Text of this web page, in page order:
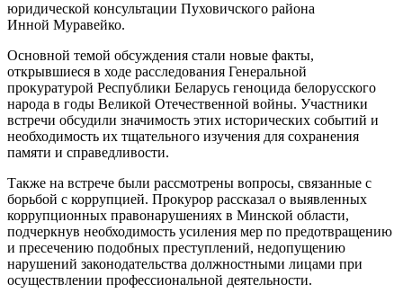
юридической консультации Пуховичского района
Инной Муравейко.
Основной темой обсуждения стали новые факты,
открывшиеся в ходе расследования Генеральной
прокуратурой Республики Беларусь геноцида белорусского
народа в годы Великой Отечественной войны. Участники
встречи обсудили значимость этих исторических событий и
необходимость их тщательного изучения для сохранения
памяти и справедливости.
Также на встрече были рассмотрены вопросы, связанные с
борьбой с коррупцией. Прокурор рассказал о выявленных
коррупционных правонарушениях в Минской области,
подчеркнув необходимость усиления мер по предотвращению
и пресечению подобных преступлений, недопущению
нарушений законодательства должностными лицами при
осуществлении профессиональной деятельности.